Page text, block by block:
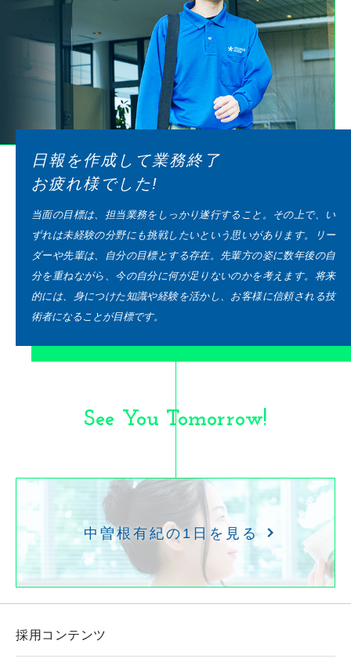
日報を作成して業務終了
お疲れ様でした!
当面の目標は、担当業務をしっかり遂行すること。その上で、い
ずれは未経験の分野にも挑戦したいという思いがあります。リー
ダーや先輩は、自分の目標とする存在。先輩方の姿に数年後の自
分を重ねながら、今の自分に何が足りないのかを考えます。将来
的には、身につけた知識や経験を活かし、お客様に信頼される技
術者になることが目標です。
See You Tomorrow!
中曽根有紀の1日を見る
採用コンテンツ